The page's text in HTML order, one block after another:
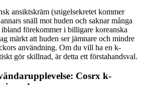
ansiktskräm (snigelsekretet kommer
snäll mot huden och saknar många
förekommer i billigare koreanska
märkt att huden ser jämnare och mindre
användning. Om du vill ha en k-
gör skillnad, är detta ett förstahandsval.
Cosrx k-